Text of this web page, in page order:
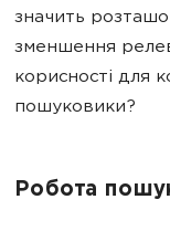
значить
зменшення
корисності для
пошуковики?
Робота